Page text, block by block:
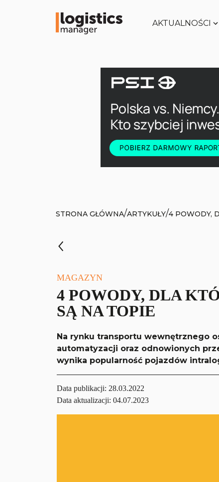
AKTUALNOŚCI
STRONA GŁÓWNA/ARTYKUŁY/4 POWODY,
MAGAZYN
4 POWODY, DLA
SĄ NA TOPIE
Na rynku transportu wewnętrznego
automatyzacji oraz odnowionych
wynika popularność pojazdów
Data publikacji: 28.03.2022
Data aktualizacji: 04.07.2023